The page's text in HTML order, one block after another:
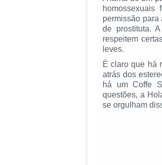
permissão para
de prostituta.
respeitem
leves.
É claro que há
atrás dos
há um Coffe
questões, a
se orgulham